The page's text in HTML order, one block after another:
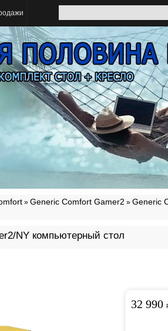
» Generic Comfort Gamer2 » Generic
NY компьютерный стол
32 990